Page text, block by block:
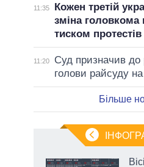
11:35
Кожен третій
зміна головкома
тиском протестів
11:20
Суд призначив до
голови райсуду на
Більше